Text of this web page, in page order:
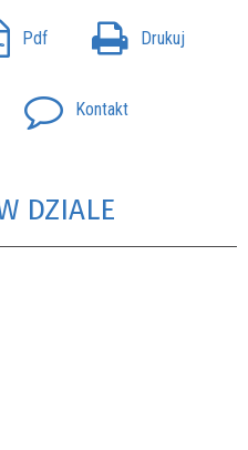
Pdf Drukuj
Kontakt
DZIALE